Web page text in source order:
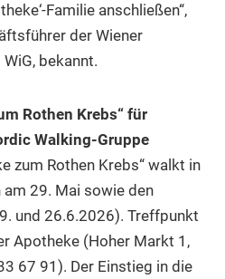
Familie anschließen“,
der Wiener
bekannt.
Rothen Krebs“ für
Walking-Gruppe
zum Rothen Krebs“ walkt in
29. Mai sowie den
und 26.6.2026). Treffpunkt
Apotheke (Hoher Markt 1,
67 91). Der Einstieg in die